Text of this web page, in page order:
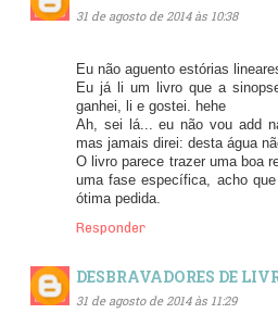
31 de agosto de 2014 às 10:38
Eu não aguento estórias
Eu já li um livro que a
ganhei, li e gostei. hehe
Ah, sei lá... eu não vou add
mas jamais direi: desta água
O livro parece trazer uma boa
uma fase específica, acho
ótima pedida.
Responder
DESBRAVADORES DE
31 de agosto de 2014 às 11:29